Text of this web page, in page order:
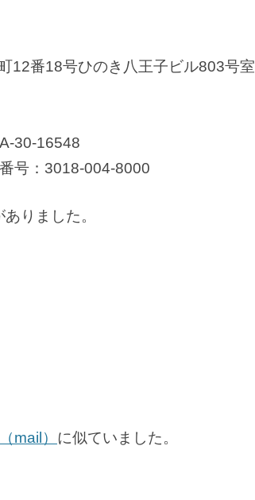
12番18号ひのき八王子ビル803号室
30-16548
号：3018-004-8000
りました。
mail） に似ていました。